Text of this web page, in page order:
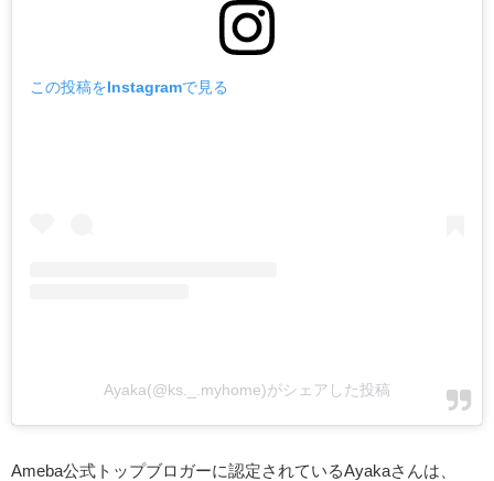
この投稿をInstagramで見る
Ayaka(@ks._.myhome)がシェアした投稿
Ameba公式トップブロガーに認定されているAyakaさんは、